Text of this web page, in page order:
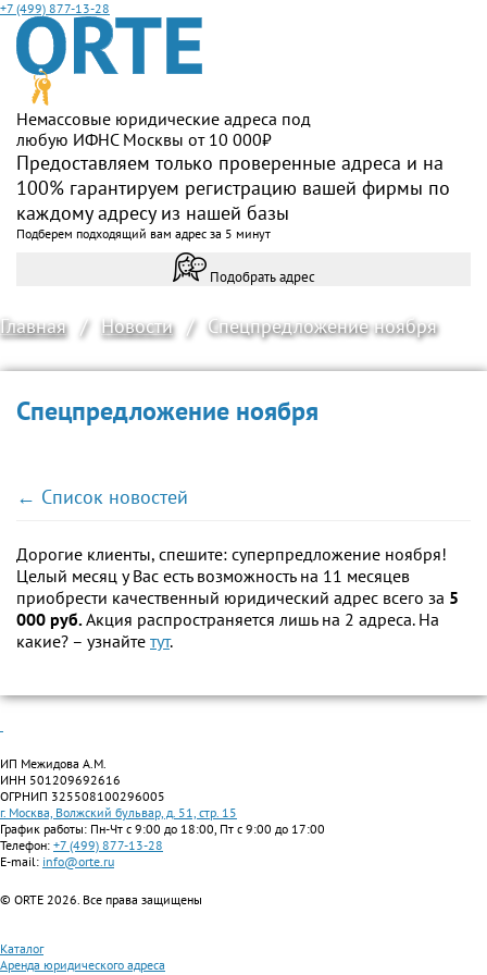
+7 (499) 877-13-28
Немассовые юридические адреса под
любую ИФНС Москвы от 10 000₽
Предоставляем только проверенные адреса и на
100% гарантируем регистрацию вашей фирмы по
каждому адресу из нашей базы
Подберем подходящий вам адрес за 5 минут
Подобрать адрес
Главная / Новости / Спецпредложение ноября
Спецпредложение ноября
← Список новостей
Дорогие клиенты, спешите: суперпредложение ноября!
Целый месяц у Вас есть возможность на 11 месяцев
приобрести качественный юридический адрес всего за 5
000 руб.Акция распространяется лишь на 2 адреса. На
какие? – узнайте тут.
ИП Межидова А.М.
ИНН 501209692616
ОГРНИП 325508100296005
г. Москва, Волжский бульвар, д. 51, стр. 15
График работы: Пн-Чт с 9:00 до 18:00, Пт с 9:00 до 17:00
Телефон: +7 (499) 877-13-28
E-mail: info@orte.ru
© ORTE 2026. Все права защищены
Каталог
Аренда юридического адреса